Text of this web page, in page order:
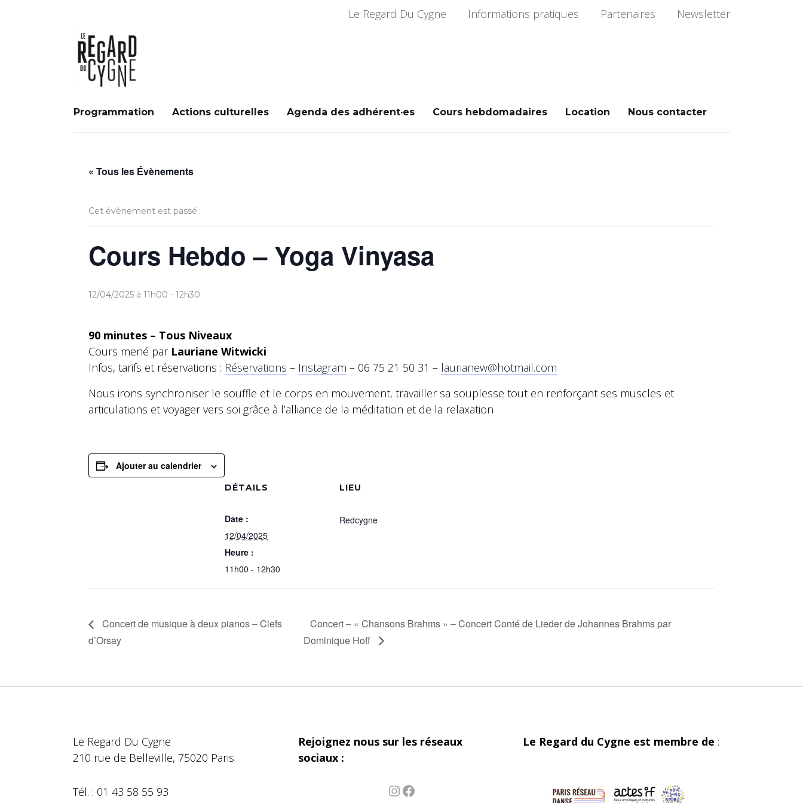
Le Regard Du Cygne Informations pratiques Partenaires Newsletter
Programmation Actions culturelles Agenda des adhérent·es Cours hebdomadaires Location Nous contacter
« Tous les Évènements
Cet évènement est passé.
Cours Hebdo – Yoga Vinyasa
12/04/2025 à 11h00 - 12h30
90 minutes – Tous Niveaux
Cours mené par Lauriane Witwicki
Infos, tarifs et réservations : Réservations – Instagram – 06 75 21 50 31 – laurianew@hotmail.com
Nous irons synchroniser le souffle et le corps en mouvement, travailler sa souplesse tout en renforçant ses muscles et
articulations et voyager vers soi grâce à l’alliance de la méditation et de la relaxation
Ajouter au calendrier
DÉTAILS
Date :
12/04/2025
Heure :
11h00 - 12h30
LIEU
Redcygne
Concert de musique à deux pianos – Clefs
d’Orsay
Concert – « Chansons Brahms » – Concert Conté de Lieder de Johannes Brahms par
Dominique Hoff
Le Regard Du Cygne
210 rue de Belleville, 75020 Paris
Tél. : 01 43 58 55 93
Rejoignez nous sur les réseaux
sociaux :
InstagramFacebook
Le Regard du Cygne est membre de :